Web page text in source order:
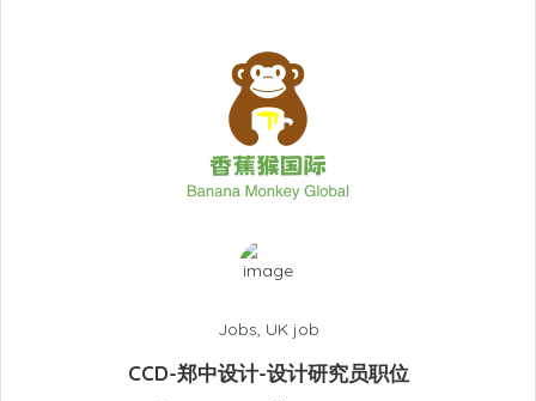
Jobs, UK job
CCD-郑中设计-设计研究员职位